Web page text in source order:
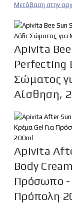
Μετάβαση στην
Apivita
Perfecting
Σώματος
Αίσθηση,
Apivita
Body
Πρόσωπο -
Πρόπολη